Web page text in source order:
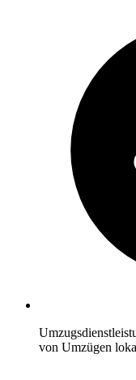
von Umzügen